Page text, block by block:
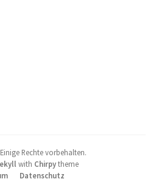
Einige Rechte vorbehalten.
with Chirpytheme
Datenschutz